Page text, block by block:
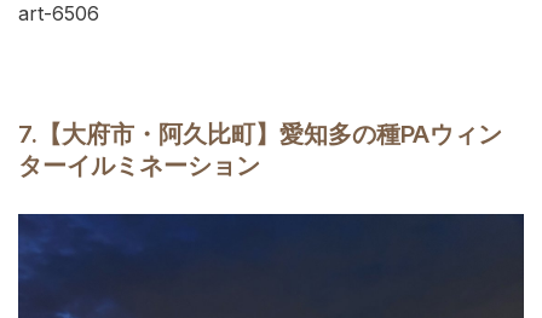
art-6506
7. 【大府市・阿久比町】愛知多の種PAウィン
ターイルミネーション